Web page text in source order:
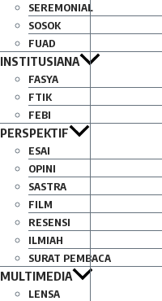
SEREMONIAL
SOSOK
FUAD
INSTITUSIANA
FASYA
FTIK
FEBI
PERSPEKTIF
ESAI
OPINI
SASTRA
FILM
RESENSI
ILMIAH
SURAT PEMBACA
MULTIMEDIA
LENSA